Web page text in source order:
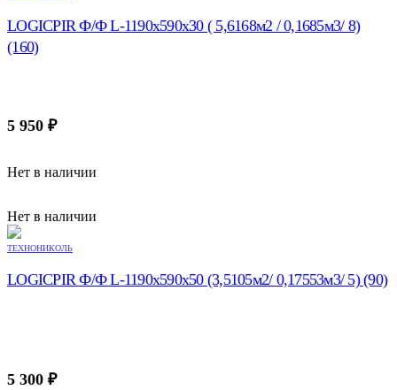
LOGICPIR Ф/Ф L-1190х590х30 ( 5,6168м2 / 0,1685м3/ 8)
(160)
5 950 ₽
Нет в наличии
Нет в наличии
ТЕХНОНИКОЛЬ
LOGICPIR Ф/Ф L-1190х590х50 (3,5105м2/ 0,17553м3/ 5) (90)
5 300 ₽